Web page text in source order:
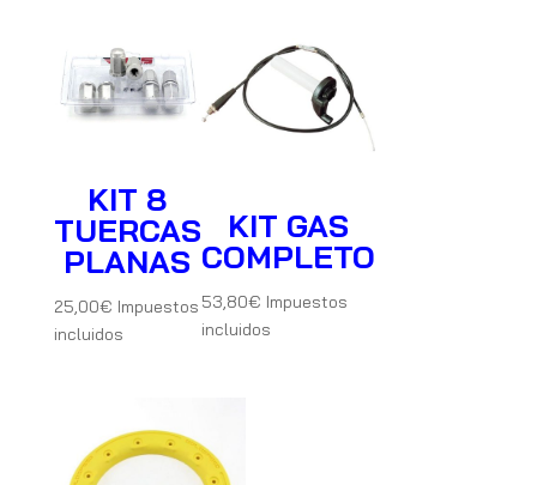
KIT 8
TUERCAS
PLANAS
25,00€ Impuestos
incluidos
KIT GAS
COMPLETO
53,80€ Impuestos
incluidos